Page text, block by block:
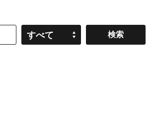
すべて